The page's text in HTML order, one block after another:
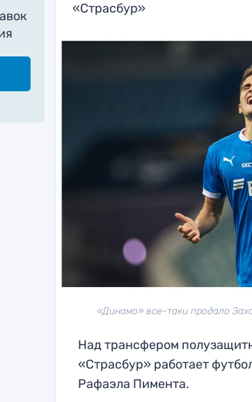
«Страсбур»
«Динамо» все-таки продало
Над трансфером
«Страсбур» работает
Рафаэла Пимента.